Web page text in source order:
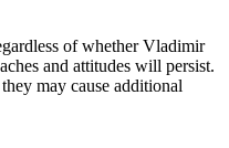
of whether Vladimir
and attitudes will persist.
may cause addi­tional